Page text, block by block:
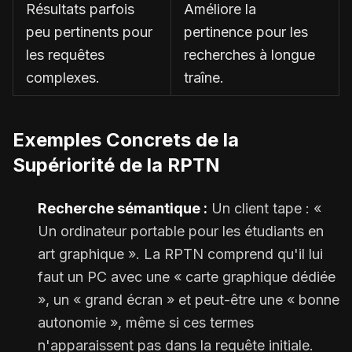
Résultats parfois
peu pertinents pour
les requêtes
complexes.
Améliore la
pertinence pour les
recherches à longue
traîne.
Exemples Concrets de la
Supériorité de la RPTN
Recherche sémantique : Un client tape : «
Un ordinateur portable pour les étudiants en
art graphique ». La RPTN comprend qu'il lui
faut un PC avec une « carte graphique dédiée
», un « grand écran » et peut-être une « bonne
autonomie », même si ces termes
n'apparaissent pas dans la requête initiale.